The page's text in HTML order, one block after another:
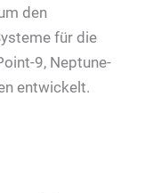
den
für die
9, Neptune-
entwickelt.